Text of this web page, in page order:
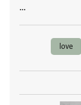
…
love